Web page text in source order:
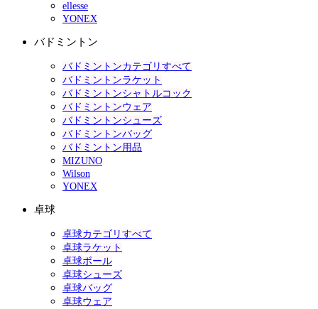
ellesse
YONEX
バドミントン
バドミントンカテゴリすべて
バドミントンラケット
バドミントンシャトルコック
バドミントンウェア
バドミントンシューズ
バドミントンバッグ
バドミントン用品
MIZUNO
Wilson
YONEX
卓球
卓球カテゴリすべて
卓球ラケット
卓球ボール
卓球シューズ
卓球バッグ
卓球ウェア